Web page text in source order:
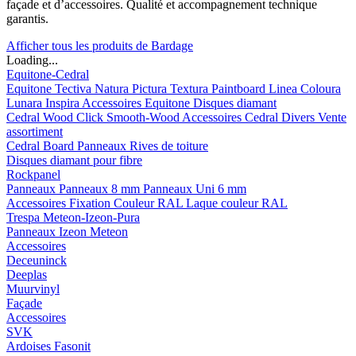
façade et d’accessoires. Qualité et accompagnement technique
garantis.
Afficher tous les produits de Bardage
Loading...
Equitone-Cedral
Equitone Tectiva Natura Pictura Textura Paintboard Linea Coloura
Lunara Inspira Accessoires Equitone Disques diamant
Cedral Wood Click Smooth-Wood Accessoires Cedral Divers Vente
assortiment
Cedral Board Panneaux Rives de toiture
Disques diamant pour fibre
Rockpanel
Panneaux Panneaux 8 mm Panneaux Uni 6 mm
Accessoires Fixation Couleur RAL Laque couleur RAL
Trespa Meteon-Izeon-Pura
Panneaux Izeon Meteon
Accessoires
Deceuninck
Deeplas
Muurvinyl
Façade
Accessoires
SVK
Ardoises Fasonit